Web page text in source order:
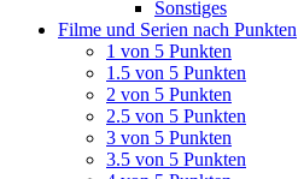
Sonstiges
Filme und Serien nach Punkten
1 von 5 Punkten
1.5 von 5 Punkten
2 von 5 Punkten
2.5 von 5 Punkten
3 von 5 Punkten
3.5 von 5 Punkten